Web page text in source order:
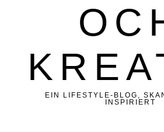
EIN LIFESTYLE-BLOG,
INSPIRIERT